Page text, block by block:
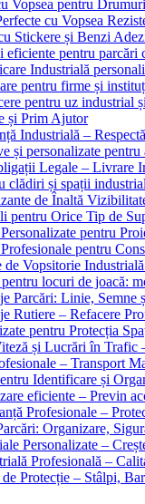
Vopsea pentru
cu Vopsea
Stickere și Benzi
pentru parcări
Industrială
pentru firme și
pentru uz industrial
și Prim Ajutor
Industrială –
și personalizate pentru
Legale – Livrare
clădiri și spații
de Înaltă
pentru Orice Tip de
pentru
pentru
Vopsitorie
locuri de joacă:
Parcări: Linie, Semne
Rutiere – Refacere
pentru Protecția
și Lucrări în
– Transport
Identificare și
eficiente – Previn
Profesionale –
Organizare,
Personalizate –
Profesională –
Protecție – Stâlpi,